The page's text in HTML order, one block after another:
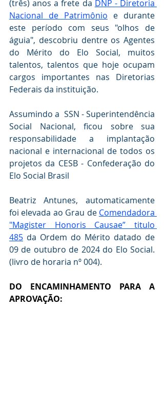
(três) anos a frete da DNP - Diretoria
Nacional de Patrimônio e durante
este período com seus "olhos de
águia", descobriu dentre os Agentes
do Mérito do Elo Social, muitos
talentos, talentos que hoje ocupam
cargos importantes nas Diretorias
Federais da instituição.
Assumindo a  SSN - Superintendência
Social Nacional, ficou sobre sua
responsabilidade a implantação
nacional e internacional de todos os
projetos da CESB - Confederação do
Elo Social Brasil
Beatriz Antunes, automaticamente
foi elevada ao Grau de Comendadora
"Magister Honoris Causae” titulo
485 da Ordem do Mérito datado de
09 de outubro de 2024 do Elo Social.
(livro de horaria nº 004).
DO ENCAMINHAMENTO PARA A
APROVAÇÃO: